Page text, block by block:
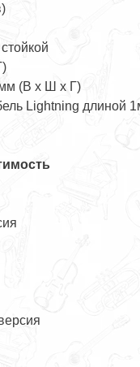
мм (В x Ш x Г)
Lightning длиной